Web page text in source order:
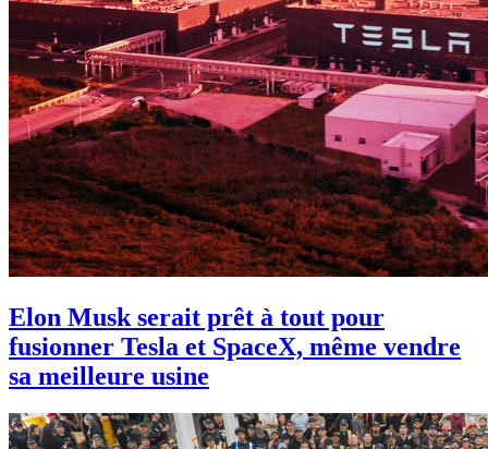
Elon Musk serait prêt à tout pour
fusionner Tesla et SpaceX, même vendre
sa meilleure usine